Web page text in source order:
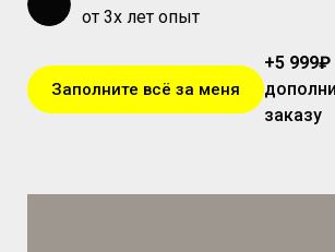
от 3х лет опыт
Заполните всё за меня
+5 999₽
заказу